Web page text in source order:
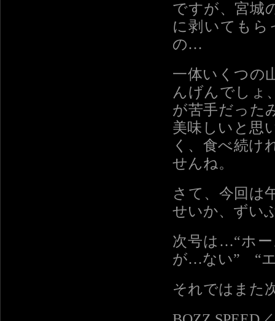
ですが、宮城
に剥いても
の…
一体いくつの
んげんでしょ
が苦手だった
美味しいと思
く、食べ続け
せんね。
さて、今回は
せいか、ずい
次号は…“ホ
が…ない” “エ
それではまた